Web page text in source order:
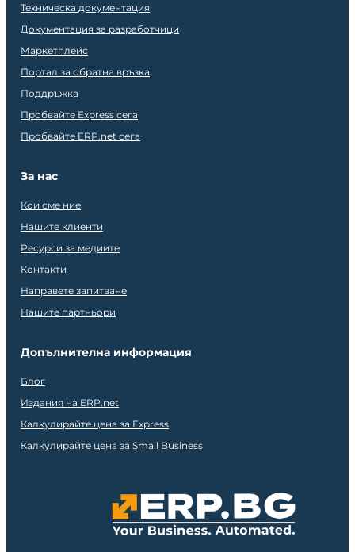
Техническа документация
Документация за разработчици
Маркетплейс
Портал за обратна връзка
Поддръжка
Пробвайте Express сега
Пробвайте ERP.net сега
За нас
Кои сме ние
Нашите клиенти
Ресурси за медиите
Контакти
Направете запитване
Нашите партньори
Допълнителна информация
Блог
Издания на ERP.net
Калкулирайте цена за Express
Калкулирайте цена за Small Business